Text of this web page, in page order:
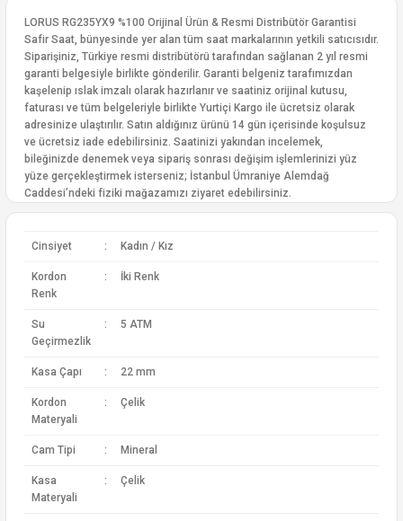
LORUS RG235YX9 %100 Orijinal Ürün & Resmi Distribütör Garantisi
Safir Saat, bünyesinde yer alan tüm saat markalarının yetkili satıcısıdır.
Siparişiniz, Türkiye resmi distribütörü tarafından sağlanan 2 yıl resmi
garanti belgesiyle birlikte gönderilir. Garanti belgeniz tarafımızdan
kaşelenip ıslak imzalı olarak hazırlanır ve saatiniz orijinal kutusu,
faturası ve tüm belgeleriyle birlikte Yurtiçi Kargo ile ücretsiz olarak
adresinize ulaştırılır. Satın aldığınız ürünü 14 gün içerisinde koşulsuz
ve ücretsiz iade edebilirsiniz. Saatinizi yakından incelemek,
bileğinizde denemek veya sipariş sonrası değişim işlemlerinizi yüz
yüze gerçekleştirmek isterseniz; İstanbul Ümraniye Alemdağ
Caddesi’ndeki fiziki mağazamızı ziyaret edebilirsiniz.
Cinsiyet : Kadın / Kız
Kordon
Renk
: İki Renk
Su
Geçirmezlik
: 5 ATM
Kasa Çapı : 22 mm
Kordon
Materyali
: Çelik
Cam Tipi : Mineral
Kasa
Materyali
: Çelik